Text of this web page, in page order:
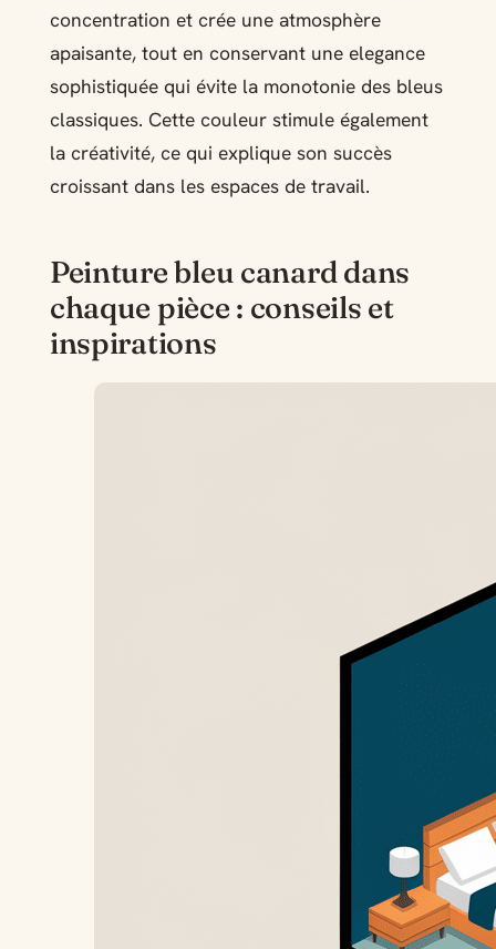
concentration et crée une atmosphère
apaisante, tout en conservant une elegance
sophistiquée qui évite la monotonie des bleus
classiques. Cette couleur stimule également
la créativité, ce qui explique son succès
croissant dans les espaces de travail.
Peinture bleu canard dans
chaque pièce : conseils et
inspirations